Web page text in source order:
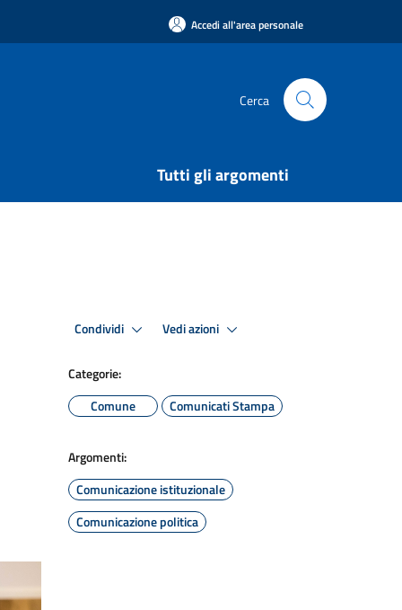
Accedi all'area personale
Cerca
Tutti gli argomenti
Condividi Vedi azioni
Categorie:
Comune
Comunicati Stampa
Argomenti:
Comunicazione istituzionale
Comunicazione politica